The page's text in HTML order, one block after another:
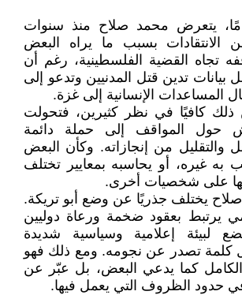
يتعرض محمد صلاح منذ سنوات
بسبب ما يراه البعض
تجاه القضية الفلسطينية، رغم أن
بيانات تدين قتل المدنيين وتدعو إلى
المساعدات الإنسانية إلى غزة.
كافيًا في نظر كثيرين، فتحولت
حول المواقف إلى حملة دائمة
والتقليل من إنجازاته. وكأن البعض
به غيره، أو يحاسبه بمعايير تختلف
على شخصيات أخرى.
يختلف جذريًا عن وضع أبو تريكة.
يرتبط بعقود ضخمة ورعاة دوليين
لبيئة إعلامية وسياسية شديدة
كلمة تصدر عن نجومه. ومع ذلك فهو
كما يدعي البعض، بل عبّر عن
حدود الظروف التي يعمل فيها.